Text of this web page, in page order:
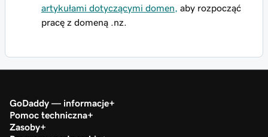
artykułami dotyczącymi domen,
aby rozpocząć
pracę z domeną .nz.
GoDaddy — informacje
Pomoc techniczna
Zasoby